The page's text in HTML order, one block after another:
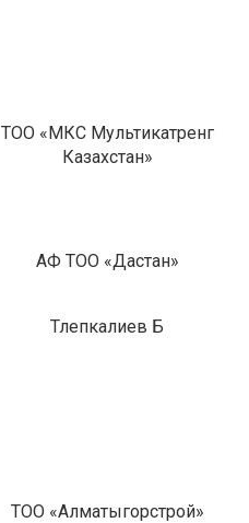
ТОО «МКС Мультикатренг
Казахстан»
АФ ТОО «Дастан»
Тлепкалиев Б
ТОО «Алматыгорстрой»